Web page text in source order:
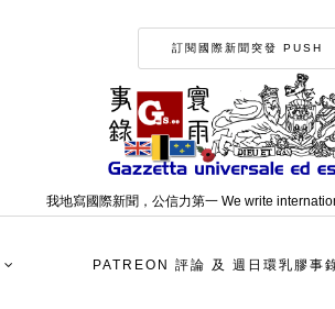
訂閱國際新聞突發 PUSH
我地寫國際新聞，公信力第一 We write
PATREON 評論 及 週日環乳膠事